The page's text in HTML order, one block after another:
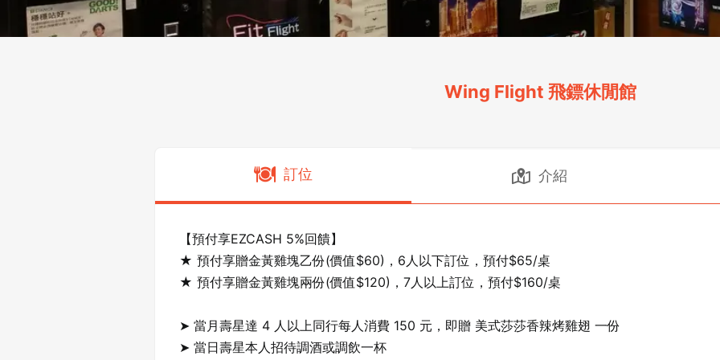
Wing Flight 飛鏢休閒館
訂位 介紹
【預付享EZCASH 5%回饋】
★ 預付享贈金黃雞塊乙份(價值$60)，6人以下訂位，預付$65/桌
★ 預付享贈金黃雞塊兩份(價值$120)，7人以上訂位，預付$160/桌
➤ 當月壽星達 4 人以上同行每人消費 150 元，即贈 美式莎莎香辣烤雞翅 一份
➤ 當日壽星本人招待調酒或調飲一杯